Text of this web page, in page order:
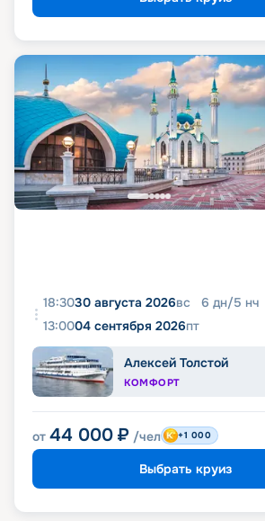
18:3030 августа 2026вс 6 дн/5 нч
13:0004 сентября 2026пт
Алексей Толстой
КОМФОРТ
от 44 000 ₽ /чел +1 000
Выбрать круиз